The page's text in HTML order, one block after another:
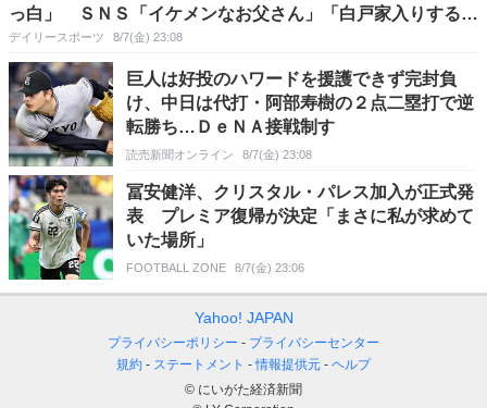
っ白」 ＳＮＳ「イケメンなお父さん」「白戸家入りするん
ですか？」
デイリースポーツ 8/7(金) 23:08
巨人は好投のハワードを援護できず完封負
け、中日は代打・阿部寿樹の２点二塁打で逆
転勝ち…ＤｅＮＡ接戦制す
読売新聞オンライン 8/7(金) 23:08
冨安健洋、クリスタル・パレス加入が正式発
表 プレミア復帰が決定「まさに私が求めて
いた場所」
FOOTBALL ZONE 8/7(金) 23:06
Yahoo! JAPAN
プライバシーポリシー
プライバシーセンター
規約
ステートメント 情報提供元
ヘルプ
© にいがた経済新聞